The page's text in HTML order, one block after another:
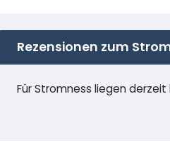
Rezensionen zum
Für Stromness liegen